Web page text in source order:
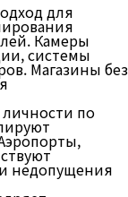
для
Камеры
системы
Магазины без
по
недопущения